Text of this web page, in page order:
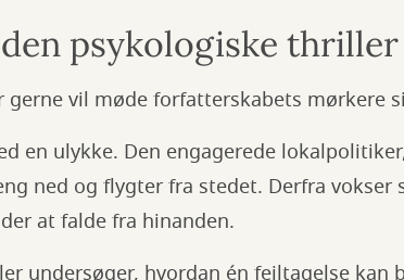
psykologiske thriller
gerne vil møde forfatterskabets mørkere
en ulykke. Den engagerede
ned og flygter fra stedet. Derfra vokser
at falde fra hinanden.
undersøger, hvordan én fejltagelse kan